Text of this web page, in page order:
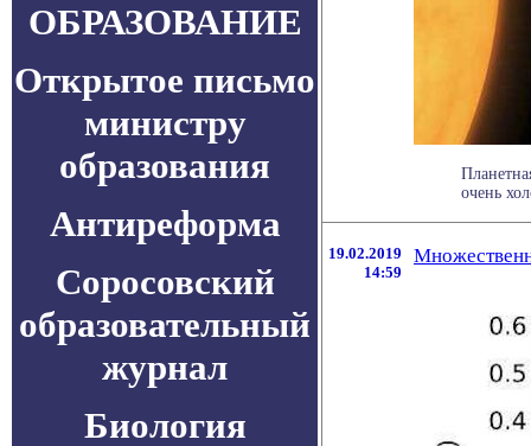
ОБРАЗОВАНИЕ
Открытое письмо
министру
образования
Антиреформа
Соросовский
образовательный
журнал
Биология
очень
19.02.2019
14:59